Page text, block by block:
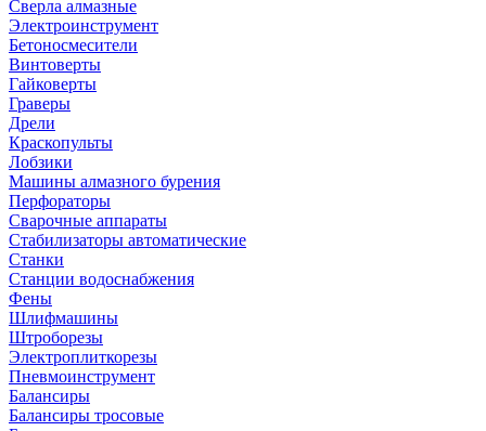
Сверла алмазные
Электроинструмент
Бетоносмесители
Винтоверты
Гайковерты
Граверы
Дрели
Краскопульты
Лобзики
Машины алмазного бурения
Перфораторы
Сварочные аппараты
Стабилизаторы автоматические
Станки
Станции водоснабжения
Фены
Шлифмашины
Штроборезы
Электроплиткорезы
Пневмоинструмент
Балансиры
Балансиры тросовые